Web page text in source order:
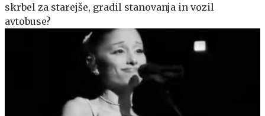
skrbel za starejše, gradil stanovanja in vozil
avtobuse?